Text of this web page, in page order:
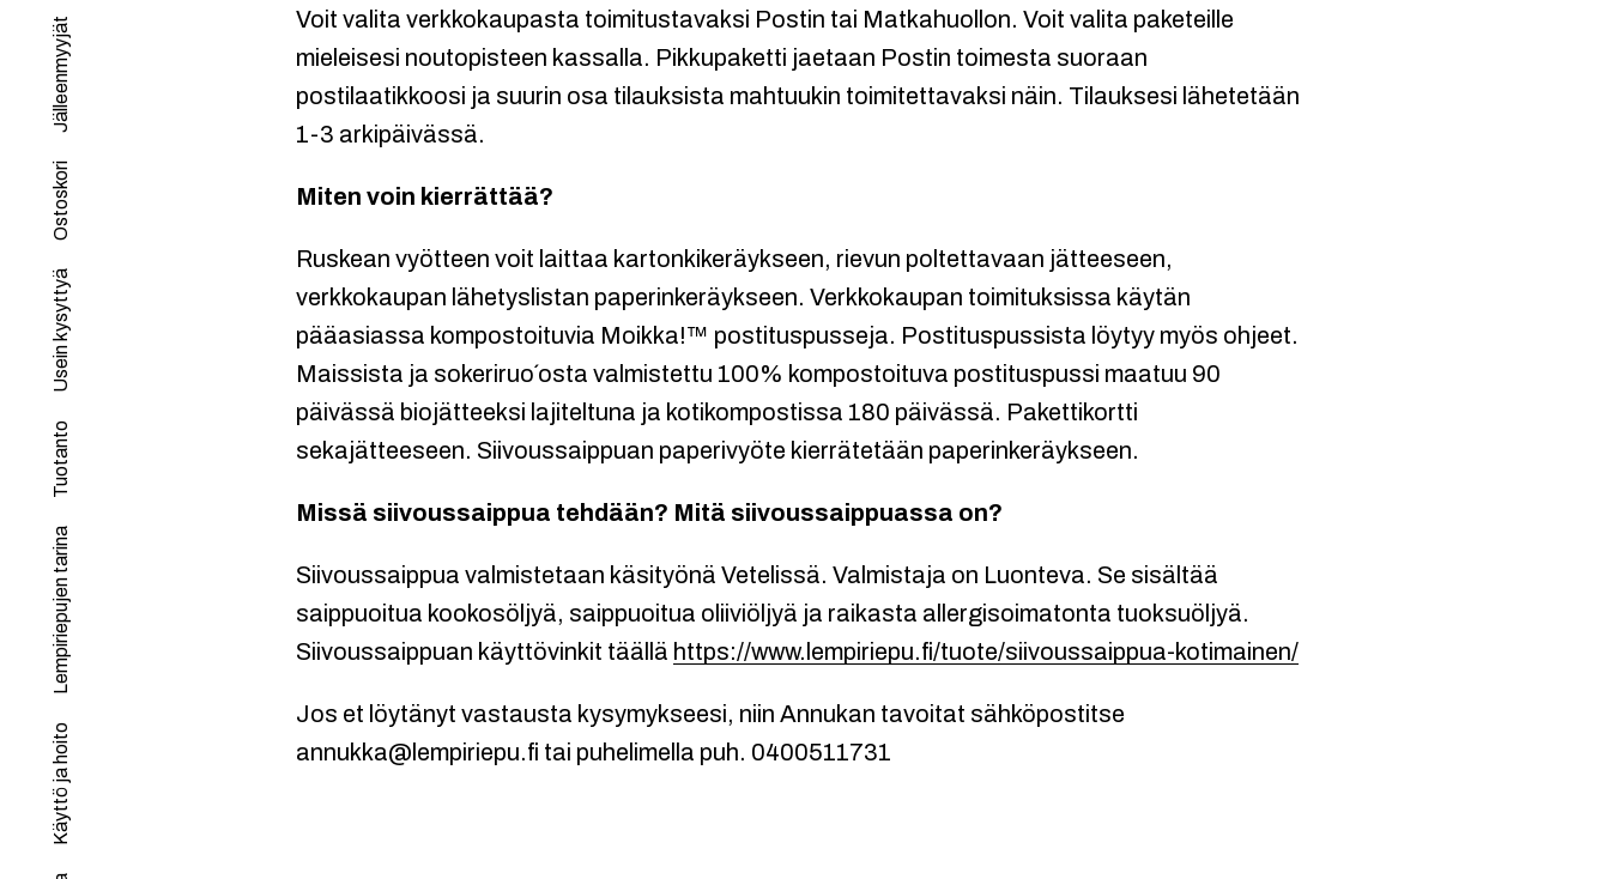
Käyttö ja hoito
Lempiriepujen tarina
Tuotanto
Usein kysyttyä
Ostoskori
Jälleenmyyjät
Voit valita verkkokaupasta toimitustavaksi Postin tai Matkahuollon. Voit valita paketeille
mieleisesi noutopisteen kassalla. Pikkupaketti jaetaan Postin toimesta suoraan
postilaatikkoosi ja suurin osa tilauksista mahtuukin toimitettavaksi näin. Tilauksesi lähetetään
1-3 arkipäivässä.
Miten voin kierrättää?
Ruskean vyötteen voit laittaa kartonkikeräykseen, rievun poltettavaan jätteeseen,
verkkokaupan lähetyslistan paperinkeräykseen. Verkkokaupan toimituksissa käytän
pääasiassa kompostoituvia Moikka!™ postituspusseja. Postituspussista löytyy myös ohjeet.
Maissista ja sokeriruo´osta valmistettu 100% kompostoituva postituspussi maatuu 90
päivässä biojätteeksi lajiteltuna ja kotikompostissa 180 päivässä. Pakettikortti
sekajätteeseen. Siivoussaippuan paperivyöte kierrätetään paperinkeräykseen.
Missä siivoussaippua tehdään? Mitä siivoussaippuassa on?
Siivoussaippua valmistetaan käsityönä Vetelissä. Valmistaja on Luonteva. Se sisältää
saippuoitua kookosöljyä, saippuoitua oliiviöljyä ja raikasta allergisoimatonta tuoksuöljyä.
Siivoussaippuan käyttövinkit täällä https://www.lempiriepu.fi/tuote/siivoussaippua-kotimainen/
Jos et löytänyt vastausta kysymykseesi, niin Annukan tavoitat sähköpostitse
annukka@lempiriepu.fi tai puhelimella puh. 0400511731